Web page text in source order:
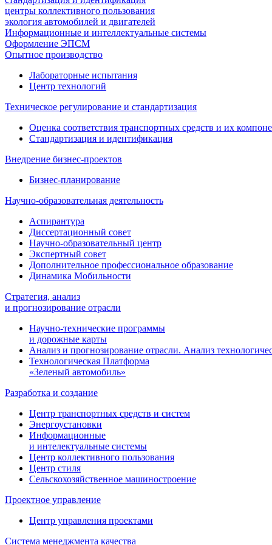
центры коллективного пользования
экология автомобилей и двигателей
Информационные и интеллектуальные системы
Оформление ЭПСМ
Опытное производство
Лабораторные испытания
Центр технологий
Техническое регулирование и стандартизация
Оценка соответствия транспортных средств и их
Стандартизация и идентификация
Внедрение бизнес-проектов
Бизнес-планирование
Научно-образовательная деятельность
Аспирантура
Диссертационный совет
Научно-образовательный центр
Экспертный совет
Дополнительное профессиональное образование
Динамика Мобильности
Стратегия, анализ
и прогнозирование отрасли
Научно-технические программы
и дорожные карты
Анализ и прогнозирование отрасли. Анализ
Технологическая Платформа
«Зеленый автомобиль»
Разработка и создание
Центр транспортных средств и систем
Энергоустановки
Информационные
и интелектуальные системы
Центр коллективного пользования
Центр стиля
Сельскохозяйственное машиностроение
Проектное управление
Центр управления проектами
Система менеджмента качества